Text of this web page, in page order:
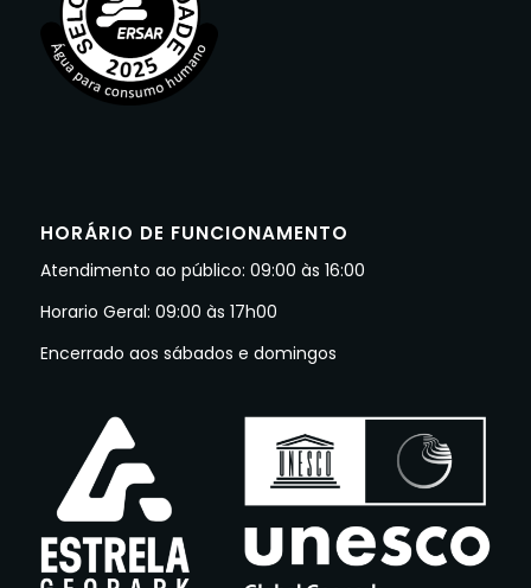
HORÁRIO DE FUNCIONAMENTO
Atendimento ao público: 09:00 às 16:00
Horario Geral: 09:00 às 17h00
Encerrado aos sábados e domingos